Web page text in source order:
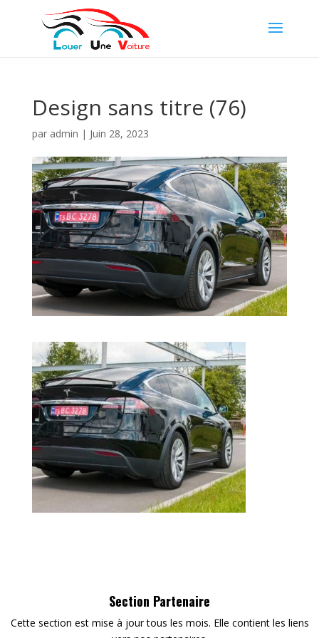
Design sans titre (76)
par admin | Juin 28, 2023
Section Partenaire
Cette section est mise à jour tous les mois. Elle contient les liens